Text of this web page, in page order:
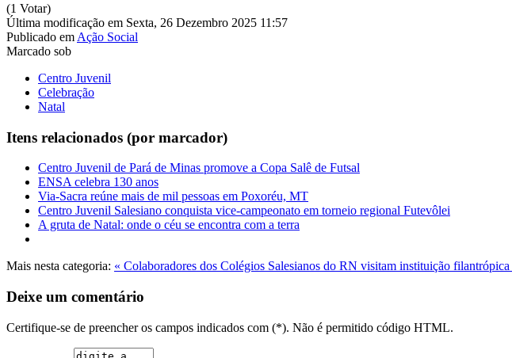
(1 Votar)
Última modificação em Sexta, 26 Dezembro 2025 11:57
Publicado em Ação Social
Marcado sob
Centro Juvenil
Celebração
Natal
Itens relacionados (por marcador)
Centro Juvenil de Pará de Minas promove a Copa Salê de Futsal
ENSA celebra 130 anos
Via-Sacra reúne mais de mil pessoas em Poxoréu, MT
Centro Juvenil Salesiano conquista vice-campeonato em torneio regional Futevôlei
A gruta de Natal: onde o céu se encontra com a terra
Mais nesta categoria: « Colaboradores dos Colégios Salesianos do RN visitam instituição filantrópica
Deixe um comentário
Certifique-se de preencher os campos indicados com (*). Não é permitido código HTML.